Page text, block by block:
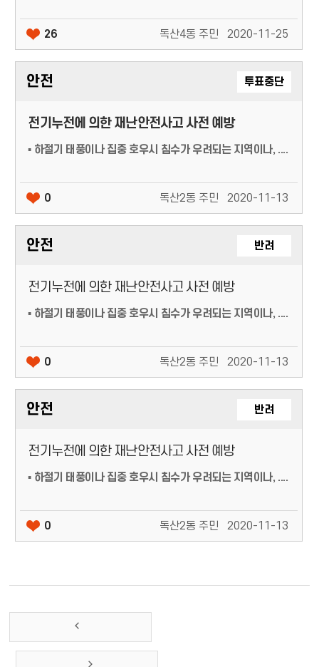
26 독산4동 주민 2020-11-25
안전 투표중단
전기누전에 의한 재난안전사고 사전 예방
▪ 하절기 태풍이나 집중 호우시 침수가 우려되는 지역이나, ....
0 독산2동 주민 2020-11-13
안전 반려
전기누전에 의한 재난안전사고 사전 예방
▪ 하절기 태풍이나 집중 호우시 침수가 우려되는 지역이나, ....
0 독산2동 주민 2020-11-13
안전 반려
전기누전에 의한 재난안전사고 사전 예방
▪ 하절기 태풍이나 집중 호우시 침수가 우려되는 지역이나, ....
0 독산2동 주민 2020-11-13